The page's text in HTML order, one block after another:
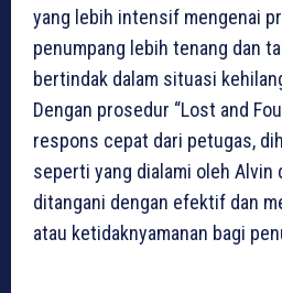
yang lebih intensif mengenai
penumpang lebih tenang dan
bertindak dalam situasi
Dengan prosedur “Lost and
respons cepat dari petugas,
seperti yang dialami oleh Alvin
ditangani dengan efektif dan
atau ketidaknyamanan bagi